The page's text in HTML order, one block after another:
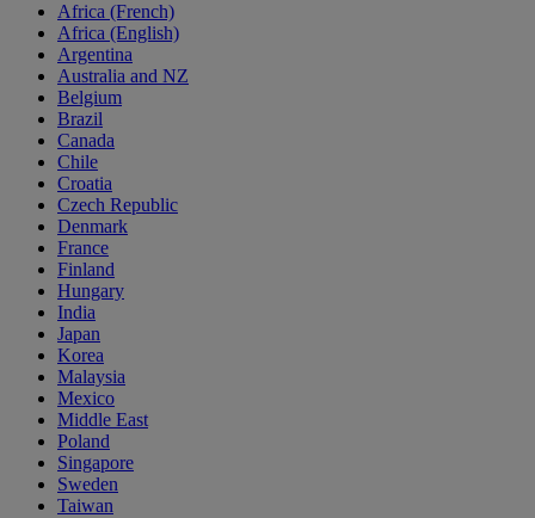
Africa (French)
Africa (English)
Argentina
Australia and NZ
Belgium
Brazil
Canada
Chile
Croatia
Czech Republic
Denmark
France
Finland
Hungary
India
Japan
Korea
Malaysia
Mexico
Middle East
Poland
Singapore
Sweden
Taiwan